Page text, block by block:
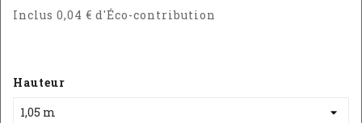
Inclus 0,04 € d'Éco-contribution
Hauteur